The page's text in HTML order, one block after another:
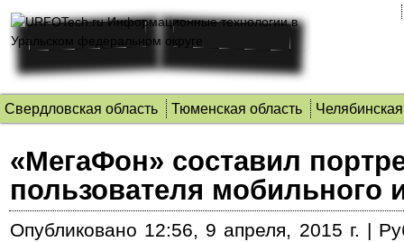
Свердловская область Тюменская область
«МегаФон» составил
пользователя мобильного
Опубликовано 12:56, 9 апреля, 2015 г. |